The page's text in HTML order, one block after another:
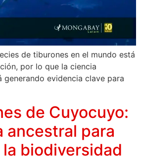
de tiburones en el mundo está
por lo que la ciencia
generando evidencia clave para
de Cuyocuyo:
ancestral para
biodiversidad